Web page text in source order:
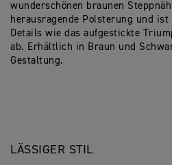
wunderschönen braunen
herausragende Polsterung und
Details wie das aufgestickte
ab. Erhältlich in Braun und
Gestaltung.
LÄSSIGER STIL